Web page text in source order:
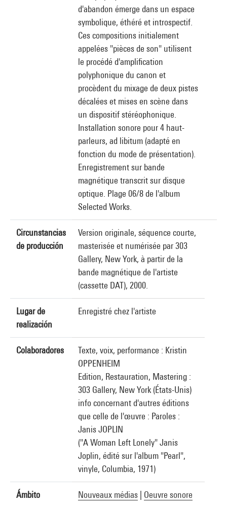
d'abandon émerge dans un espace
symbolique, éthéré et introspectif.
Ces compositions initialement
appelées "pièces de son" utilisent
le procédé d'amplification
polyphonique du canon et
procèdent du mixage de deux pistes
décalées et mises en scène dans
un dispositif stéréophonique.
Installation sonore pour 4 haut-
parleurs, ad libitum (adapté en
fonction du mode de présentation).
Enregistrement sur bande
magnétique transcrit sur disque
optique. Plage 06/8 de l'album
Selected Works.
Circunstancias
de producción
Version originale, séquence courte,
masterisée et numérisée par 303
Gallery, New York, à partir de la
bande magnétique de l'artiste
(cassette DAT), 2000.
Lugar de
realización
Enregistré chez l'artiste
Colaboradores
Texte, voix, performance : Kristin
OPPENHEIM
Edition, Restauration, Mastering :
303 Gallery, New York (États-Unis)
info concernant d'autres éditions
que celle de l'œuvre : Paroles :
Janis JOPLIN
("A Woman Left Lonely" Janis
Joplin, édité sur l'album "Pearl",
vinyle, Columbia, 1971)
Ámbito Nouveaux médias Oeuvre sonore